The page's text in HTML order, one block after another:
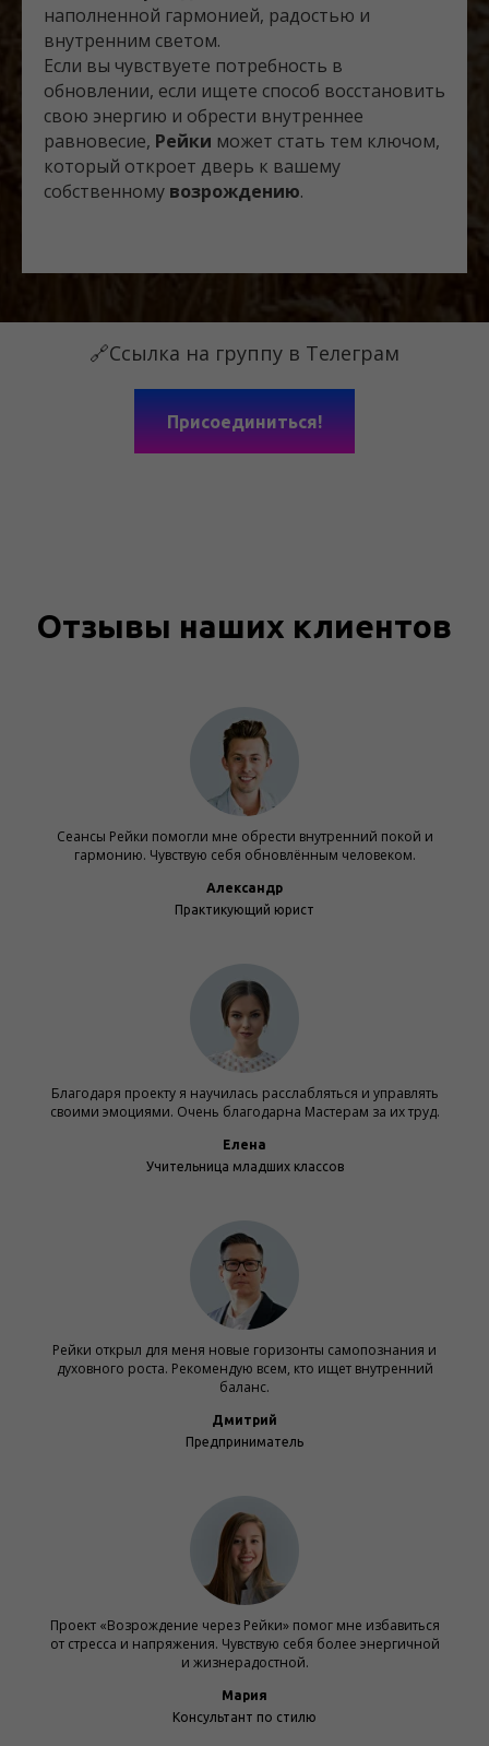
наполненной гармонией, радостью и
внутренним светом.
Если вы чувствуете потребность в
обновлении, если ищете способ восстановить
свою энергию и обрести внутреннее
равновесие, Рейки может стать тем ключом,
который откроет дверь к вашему
собственному возрождению.
🔗Ссылка на группу в Телеграм
Присоединиться!
Отзывы наших клиентов
Сеансы Рейки помогли мне обрести внутренний покой и
гармонию. Чувствую себя обновлённым человеком.
Александр
Практикующий юрист
Благодаря проекту я научилась расслабляться и управлять
своими эмоциями. Очень благодарна Мастерам за их труд.
Елена
Учительница младших классов
Рейки открыл для меня новые горизонты самопознания и
духовного роста. Рекомендую всем, кто ищет внутренний
баланс.
Дмитрий
Предприниматель
Проект «Возрождение через Рейки» помог мне избавиться
от стресса и напряжения. Чувствую себя более энергичной
и жизнерадостной.
Мария
Консультант по стилю